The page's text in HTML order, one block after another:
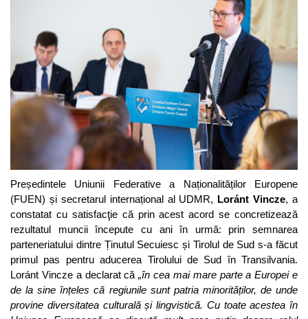
Președintele Uniunii Federative a Naționalităților Europene
(FUEN) și secretarul internațional al UDMR, Loránt Vincze, a
constatat cu satisfacţie că prin acest acord se concretizează
rezultatul muncii începute cu ani în urmă: prin semnarea
parteneriatului dintre Ținutul Secuiesc și Tirolul de Sud s-a făcut
primul pas pentru aducerea Tirolului de Sud în Transilvania.
Loránt Vincze a declarat că„în cea mai mare parte a Europei e
de la sine înțeles că regiunile sunt patria minorităților, de unde
provine diversitatea culturală și lingvistică. Cu toate acestea în